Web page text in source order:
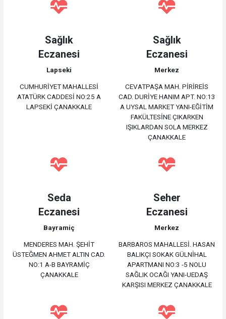
Sağlık
Eczanesi
Lapseki
CUMHURİYET MAHALLESİ
ATATÜRK CADDESİ NO:25 A
LAPSEKİ ÇANAKKALE
Sağlık
Eczanesi
Merkez
CEVATPAŞA MAH. PİRİREİS
CAD. DURİYE HANIM APT. NO:13
A UYSAL MARKET YANI-EĞİTİM
FAKÜLTESİNE ÇIKARKEN
IŞIKLARDAN SOLA MERKEZ
ÇANAKKALE
Seda
Eczanesi
Bayramiç
MENDERES MAH. ŞEHİT
ÜSTEĞMEN AHMET ALTIN CAD.
NO:1 A-B BAYRAMİÇ
ÇANAKKALE
Seher
Eczanesi
Merkez
BARBAROS MAHALLESİ. HASAN
BALIKÇI SOKAK GÜLNİHAL
APARTMANI NO:3 -5 NOLU
SAĞLIK OCAĞI YANI-UEDAŞ
KARŞISI MERKEZ ÇANAKKALE